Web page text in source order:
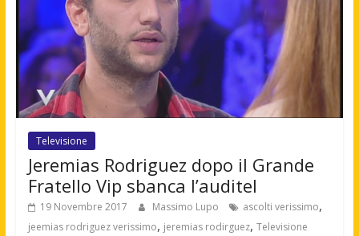
Televisione
Jeremias Rodriguez dopo il Grande
Fratello Vip sbanca l’auditel
19 Novembre 2017 Massimo Lupo ascolti verissimo,
jeemias rodriguez verissimo, jeremias rodirguez, Televisione